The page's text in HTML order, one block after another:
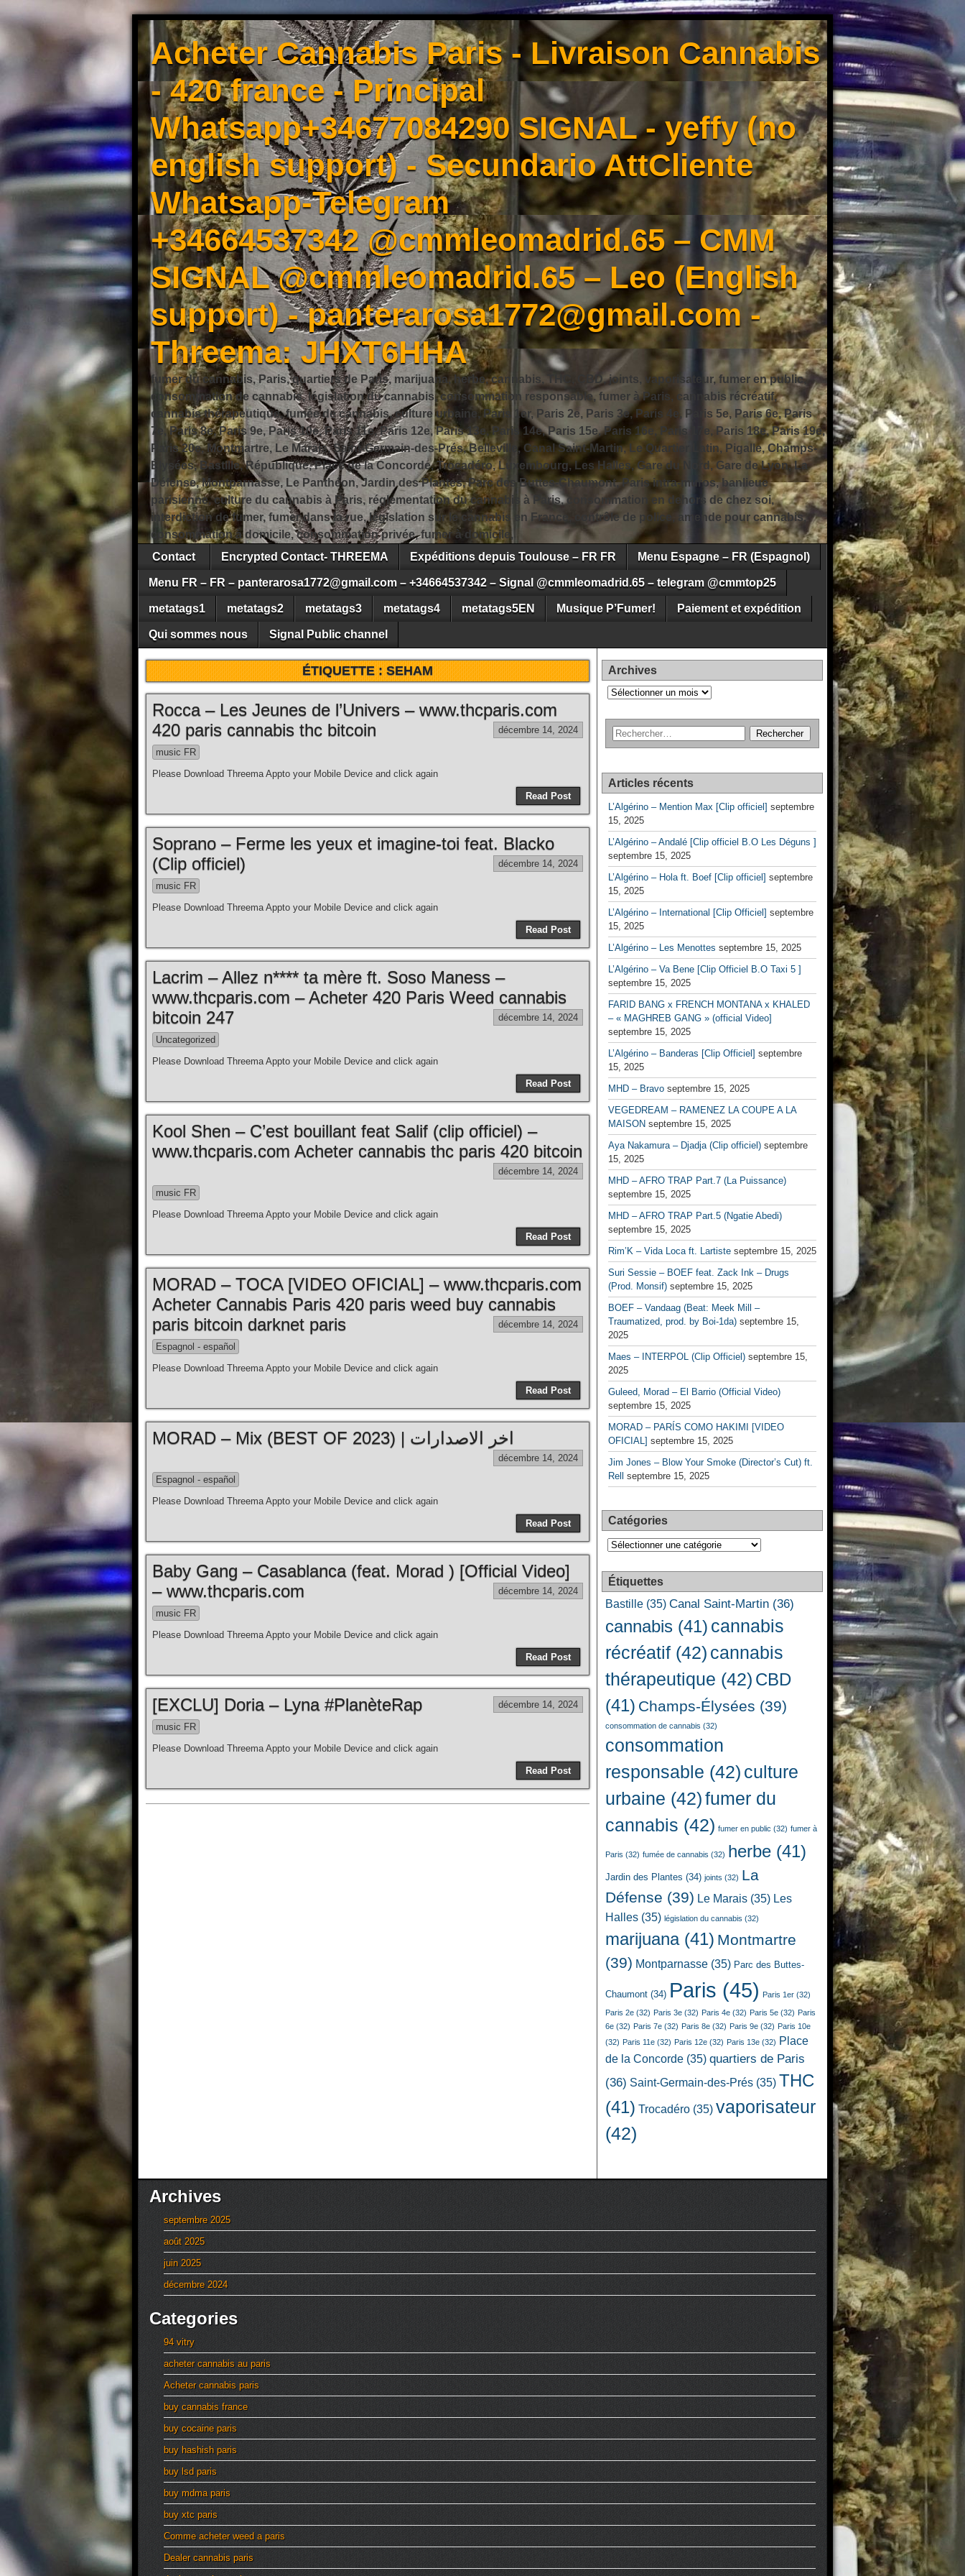
Acheter Cannabis Paris - Livraison Cannabis
- 420 france - Principal
Whatsapp+34677084290 SIGNAL - yeffy (no
english support) - Secundario AttCliente
Whatsapp-Telegram
+34664537342 @cmmleomadrid.65 – CMM
SIGNAL @cmmleomadrid.65 – Leo (English
support) - panterarosa1772@gmail.com -
Threema: JHXT6HHA
fumer du cannabis, Paris, quartiers de Paris, marijuana, herbe, cannabis, THC, CBD, joints, vaporisateur, fumer en public,
consommation de cannabis, législation du cannabis, consommation responsable, fumer à Paris, cannabis récréatif,
cannabis thérapeutique, fumée de cannabis, culture urbaine, Paris 1er, Paris 2e, Paris 3e, Paris 4e, Paris 5e, Paris 6e, Paris
7e, Paris 8e, Paris 9e, Paris 10e, Paris 11e, Paris 12e, Paris 13e, Paris 14e, Paris 15e, Paris 16e, Paris 17e, Paris 18e, Paris 19e,
Paris 20e, Montmartre, Le Marais, Saint-Germain-des-Prés, Belleville, Canal Saint-Martin, Le Quartier Latin, Pigalle, Champs-
Élysées, Bastille, République, Place de la Concorde, Trocadéro, Luxembourg, Les Halles, Gare du Nord, Gare de Lyon, La
Défense, Montparnasse, Le Panthéon, Jardin des Plantes, Parc des Buttes-Chaumont, Paris intra-muros, banlieue
parisienne, culture du cannabis à Paris, réglementation du cannabis à Paris, consommation en dehors de chez soi,
interdiction de fumer, fumer dans la rue, législation sur le cannabis en France, contrôle de police, amende pour cannabis,
consommation à domicile, consommation privée, fumer à domicile,
Contact
Encrypted Contact- THREEMA Expéditions depuis Toulouse – FR FR Menu Espagne – FR (Espagnol)
Menu FR – FR – panterarosa1772@gmail.com – +34664537342 – Signal @cmmleomadrid.65 – telegram @cmmtop25
metatags1 metatags2 metatags3 metatags4 metatags5EN Musique P’Fumer! Paiement et expédition
Qui sommes nous Signal Public channel
ÉTIQUETTE :SEHAM
Rocca – Les Jeunes de l’Univers – www.thcparis.com
420 paris cannabis thc bitcoin
décembre 14, 2024
music FR
Please Download Threema Appto your Mobile Device and click again
Read Post
Soprano – Ferme les yeux et imagine-toi feat. Blacko
(Clip officiel)
décembre 14, 2024
music FR
Please Download Threema Appto your Mobile Device and click again
Read Post
Lacrim – Allez n**** ta mère ft. Soso Maness –
www.thcparis.com – Acheter 420 Paris Weed cannabis
bitcoin 247
décembre 14, 2024
Uncategorized
Please Download Threema Appto your Mobile Device and click again
Read Post
Kool Shen – C’est bouillant feat Salif (clip officiel) –
www.thcparis.com Acheter cannabis thc paris 420 bitcoin
décembre 14, 2024
music FR
Please Download Threema Appto your Mobile Device and click again
Read Post
MORAD – TOCA [VIDEO OFICIAL] – www.thcparis.com
Acheter Cannabis Paris 420 paris weed buy cannabis
paris bitcoin darknet paris
décembre 14, 2024
Espagnol - español
Please Download Threema Appto your Mobile Device and click again
Read Post
MORAD – Mix (BEST OF 2023) | اخر الاصدارات
décembre 14, 2024
Espagnol - español
Please Download Threema Appto your Mobile Device and click again
Read Post
Baby Gang – Casablanca (feat. Morad ) [Official Video]
– www.thcparis.com
décembre 14, 2024
music FR
Please Download Threema Appto your Mobile Device and click again
Read Post
[EXCLU] Doria – Lyna #PlanèteRap décembre 14, 2024
music FR
Please Download Threema Appto your Mobile Device and click again
Read Post
Archives
Archives
Articles récents
L’Algérino – Mention Max [Clip officiel] septembre
15, 2025
L’Algérino – Andalé [Clip officiel B.O Les Déguns ]
septembre 15, 2025
L’Algérino – Hola ft. Boef [Clip officiel] septembre
15, 2025
L’Algérino – International [Clip Officiel] septembre
15, 2025
L’Algérino – Les Menottes septembre 15, 2025
L’Algérino – Va Bene [Clip Officiel B.O Taxi 5 ]
septembre 15, 2025
FARID BANG x FRENCH MONTANA x KHALED
– « MAGHREB GANG » (official Video]
septembre 15, 2025
L’Algérino – Banderas [Clip Officiel] septembre
15, 2025
MHD – Bravo septembre 15, 2025
VEGEDREAM – RAMENEZ LA COUPE A LA
MAISON septembre 15, 2025
Aya Nakamura – Djadja (Clip officiel) septembre
15, 2025
MHD – AFRO TRAP Part.7 (La Puissance)
septembre 15, 2025
MHD – AFRO TRAP Part.5 (Ngatie Abedi)
septembre 15, 2025
Rim’K – Vida Loca ft. Lartiste septembre 15, 2025
Suri Sessie – BOEF feat. Zack Ink – Drugs
(Prod. Monsif) septembre 15, 2025
BOEF – Vandaag (Beat: Meek Mill –
Traumatized, prod. by Boi-1da) septembre 15,
2025
Maes – INTERPOL (Clip Officiel) septembre 15,
2025
Guleed, Morad – El Barrio (Official Video)
septembre 15, 2025
MORAD – PARÍS COMO HAKIMI [VIDEO
OFICIAL] septembre 15, 2025
Jim Jones – Blow Your Smoke (Director’s Cut) ft.
Rell
septembre 15, 2025
Catégories
Catégories
Étiquettes
Bastille (35) Canal Saint-Martin (36)
cannabis (41) cannabis
récréatif (42) cannabis
thérapeutique (42) CBD
(41) Champs-Élysées (39)
consommation de cannabis (32)
consommation
responsable (42) culture
urbaine (42)fumer du
cannabis (42) fumer en public (32) fumer à
Paris (32) fumée de cannabis (32) herbe (41)
Jardin des Plantes (34) joints (32) La
Défense (39) Le Marais (35) Les
Halles (35) législation du cannabis (32)
marijuana(41) Montmartre
(39) Montparnasse (35) Parc des Buttes-
Chaumont (34) Paris (45) Paris 1er (32)
Paris 2e (32) Paris 3e (32) Paris 4e (32) Paris 5e (32) Paris
6e (32) Paris 7e (32) Paris 8e (32) Paris 9e (32) Paris 10e
(32) Paris 11e (32) Paris 12e (32) Paris 13e (32) Place
de la Concorde (35) quartiers de Paris
(36) Saint-Germain-des-Prés (35) THC
(41) Trocadéro (35) vaporisateur
(42)
Archives
septembre 2025
août 2025
juin 2025
décembre 2024
Categories
94 vitry
acheter cannabis au paris
Acheter cannabis paris
buy cannabis france
buy cocaine paris
buy hashish paris
buy lsd paris
buy mdma paris
buy xtc paris
Comme acheter weed a paris
Dealer cannabis paris